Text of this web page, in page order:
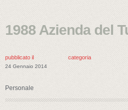
1988 Azienda del
pubblicato il
24 Gennaio 2014
categoria
Personale